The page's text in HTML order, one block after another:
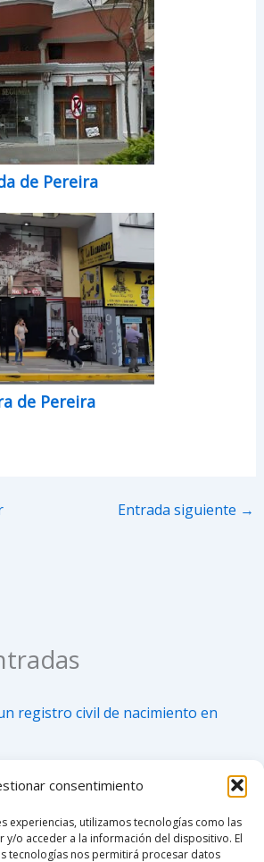
consentimiento
experiencias, utilizamos tecnologías como las
y/o acceder a la información del dispositivo. El
tecnologías nos permitirá procesar datos
de Pereira
de Pereira
Entrada siguiente →
registro civil de nacimiento en